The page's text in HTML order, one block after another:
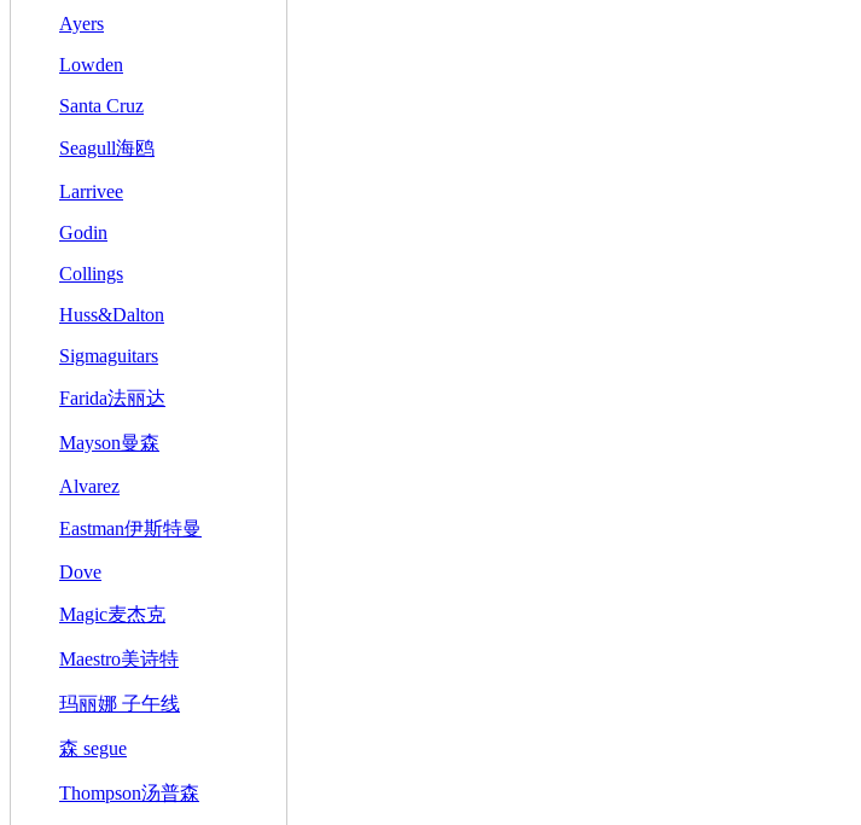
Ayers
Lowden
Santa Cruz
Seagull海鸥
Larrivee
Godin
Collings
Huss&Dalton
Sigmaguitars
Farida法丽达
Mayson曼森
Alvarez
Eastman伊斯特曼
Dove
Magic麦杰克
Maestro美诗特
玛丽娜 子午线
森 segue
Thompson汤普森